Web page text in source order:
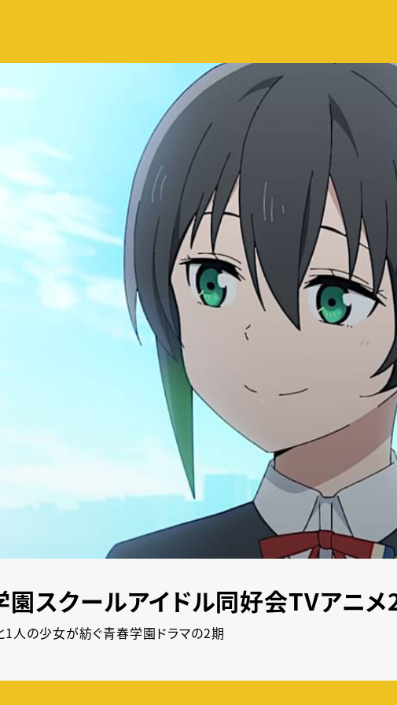
園スクールアイドル同好会TVアニ
1人の少女が紡ぐ青春学園ドラマの2期